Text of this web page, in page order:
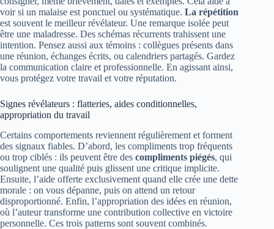
voir si un malaise est ponctuel ou systématique. La répétition
est souvent le meilleur révélateur. Une remarque isolée peut
être une maladresse. Des schémas récurrents trahissent une
intention. Pensez aussi aux témoins : collègues présents dans
une réunion, échanges écrits, ou calendriers partagés. Gardez
la communication claire et professionnelle. En agissant ainsi,
vous protégez votre travail et votre réputation.
Signes révélateurs : flatteries, aides conditionnelles,
appropriation du travail
Certains comportements reviennent régulièrement et forment
des signaux fiables. D’abord, les compliments trop fréquents
ou trop ciblés : ils peuvent être des compliments piégés, qui
soulignent une qualité puis glissent une critique implicite.
Ensuite, l’aide offerte exclusivement quand elle crée une dette
morale : on vous dépanne, puis on attend un retour
disproportionné. Enfin, l’appropriation des idées en réunion,
où l’auteur transforme une contribution collective en victoire
personnelle. Ces trois patterns sont souvent combinés.